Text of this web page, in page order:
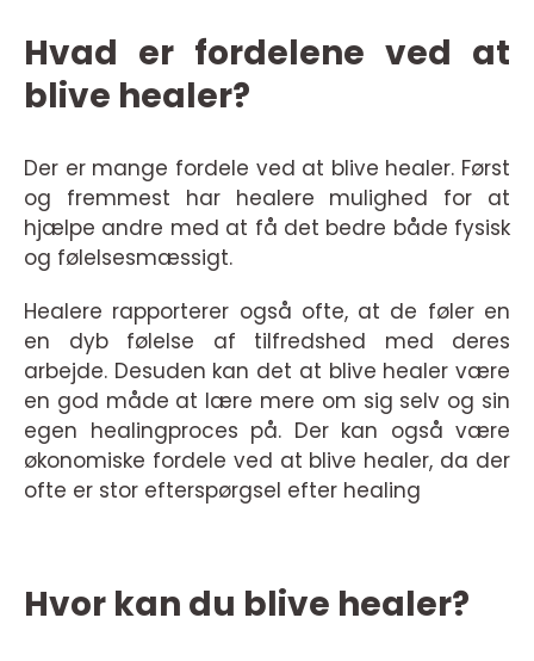
Hvad er fordelene ved at
blive healer?
Der er mange fordele ved at blive healer. Først
og fremmest har healere mulighed for at
hjælpe andre med at få det bedre både fysisk
og følelsesmæssigt.
Healere rapporterer også ofte, at de føler en
en dyb følelse af tilfredshed med deres
arbejde. Desuden kan det at blive healer være
en god måde at lære mere om sig selv og sin
egen healingproces på. Der kan også være
økonomiske fordele ved at blive healer, da der
ofte er stor efterspørgsel efter healing
Hvor kan du blive healer?